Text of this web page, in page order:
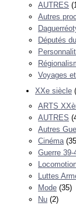
AUTRES
Autres
Députés
Voyages
XXe siècle
ARTS
AUTRES
Autres
Cinéma
Guerre 39-
Luttes
Mode (35)
Nu (2)